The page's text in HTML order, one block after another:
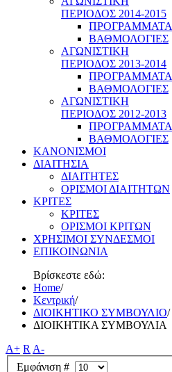
ΠΕΡΙΟΔΟΣ 2014-2015
ΠΡΟΓΡΑΜΜΑΤΑ
ΒΑΘΜΟΛΟΓΙΕΣ
ΑΓΩΝΙΣΤΙΚΗ
ΠΕΡΙΟΔΟΣ 2013-2014
ΠΡΟΓΡΑΜΜΑΤΑ
ΒΑΘΜΟΛΟΓΙΕΣ
ΑΓΩΝΙΣΤΙΚΗ
ΠΕΡΙΟΔΟΣ 2012-2013
ΠΡΟΓΡΑΜΜΑΤΑ
ΒΑΘΜΟΛΟΓΙΕΣ
ΚΑΝΟΝΙΣΜΟΙ
ΔΙΑΙΤΗΣΙΑ
ΔΙΑΙΤΗΤΕΣ
ΟΡΙΣΜΟΙ ΔΙΑΙΤΗΤΩΝ
ΚΡΙΤΕΣ
ΚΡΙΤΕΣ
ΟΡΙΣΜΟΙ ΚΡΙΤΩΝ
ΧΡΗΣΙΜΟΙ ΣΥΝΔΕΣΜΟΙ
ΕΠΙΚΟΙΝΩΝΙΑ
Βρίσκεστε εδώ:
Home/
Κεντρική/
ΔΙΟΙΚΗΤΙΚΟ ΣΥΜΒΟΥΛΙΟ/
ΔΙΟΙΚΗΤΙΚΑ ΣΥΜΒΟΥΛΙΑ
A+ R A-
Εμφάνιση #